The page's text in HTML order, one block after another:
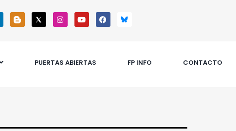
PUERTAS ABIERTAS FP INFO CONTACTO